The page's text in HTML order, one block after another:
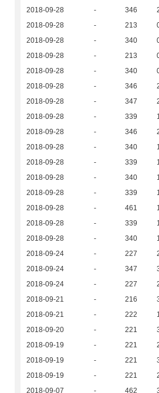
2018-09-28
- 346
2018-09-28
- 213
2018-09-28
- 340
2018-09-28
- 213
2018-09-28
- 340
2018-09-28
- 346
2018-09-28
- 347
2018-09-28
- 339
2018-09-28
- 346
2018-09-28
- 340
2018-09-28
- 339
2018-09-28
- 340
2018-09-28
- 339
2018-09-28
- 461
2018-09-28
- 339
2018-09-28
- 340
2018-09-24
- 227
2018-09-24
- 347
2018-09-24
- 227
2018-09-21
- 216
2018-09-21
- 222
2018-09-20
- 221
2018-09-19
- 221
2018-09-19
- 221
2018-09-19
- 221
2018-09-07
- 462